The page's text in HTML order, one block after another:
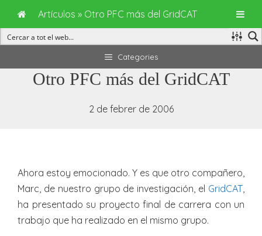
al
contingut
Categories
Otro PFC más del GridCAT
2 de febrer de 2006
Ahora estoy emocionado. Y es que otro compañero,
Marc, de nuestro grupo de investigación, el GridCAT,
ha presentado su proyecto final de carrera con un
trabajo que ha realizado en el mismo grupo.
Artículos » Otro PFC más del GridCAT